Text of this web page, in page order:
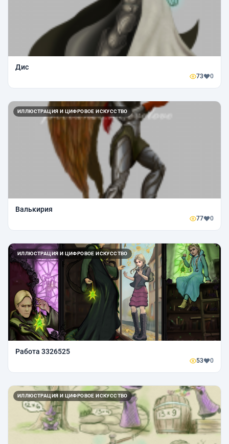
Дис
73 0
ИЛЛЮСТРАЦИЯ И ЦИФРОВОЕ ИСКУССТВО
Валькирия
77 0
ИЛЛЮСТРАЦИЯ И ЦИФРОВОЕ ИСКУССТВО
Работа 3326525
53 0
ИЛЛЮСТРАЦИЯ И ЦИФРОВОЕ ИСКУССТВО